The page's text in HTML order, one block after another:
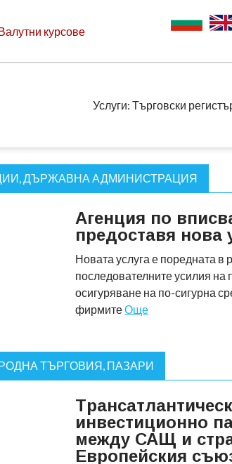
курсове
Услуги: Търговски
ДЪРЖАВНА АДМИНИСТРАЦИЯ
Агенция по
предоставя нова
Новата услуга е поредната в
последователните усилия на
осигуряване на по-сигурна
фирмитеОще
ТЪРГОВИЯ, ПАЗАРИ
инвестиционно
между САЩ и
Европейския